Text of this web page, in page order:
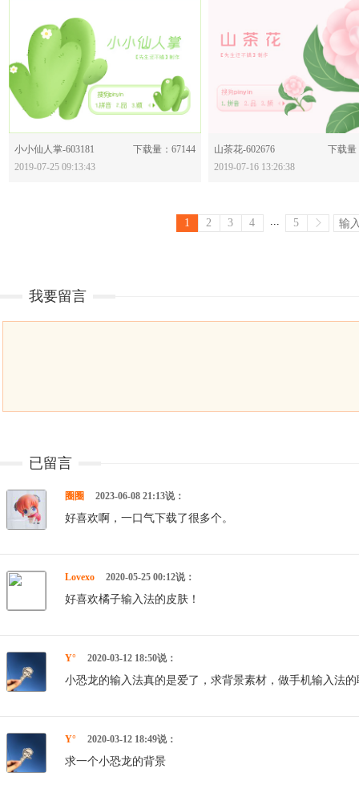
分享：
小小仙人掌-603181
下载量：67144
2019-07-25 09:13:43
山茶花-602676
下载量
2019-07-16 13:26:38
1 2 3 4 ... 5
我要留言
已留言
圈圈 2023-06-08 21:13说：
好喜欢啊，一口气下载了很多个。
Lovexo 2020-05-25 00:12说：
好喜欢橘子输入法的皮肤！
Y° 2020-03-12 18:50说：
小恐龙的输入法真的是爱了，求背景素材，做手机输入法
Y° 2020-03-12 18:49说：
求一个小恐龙的背景